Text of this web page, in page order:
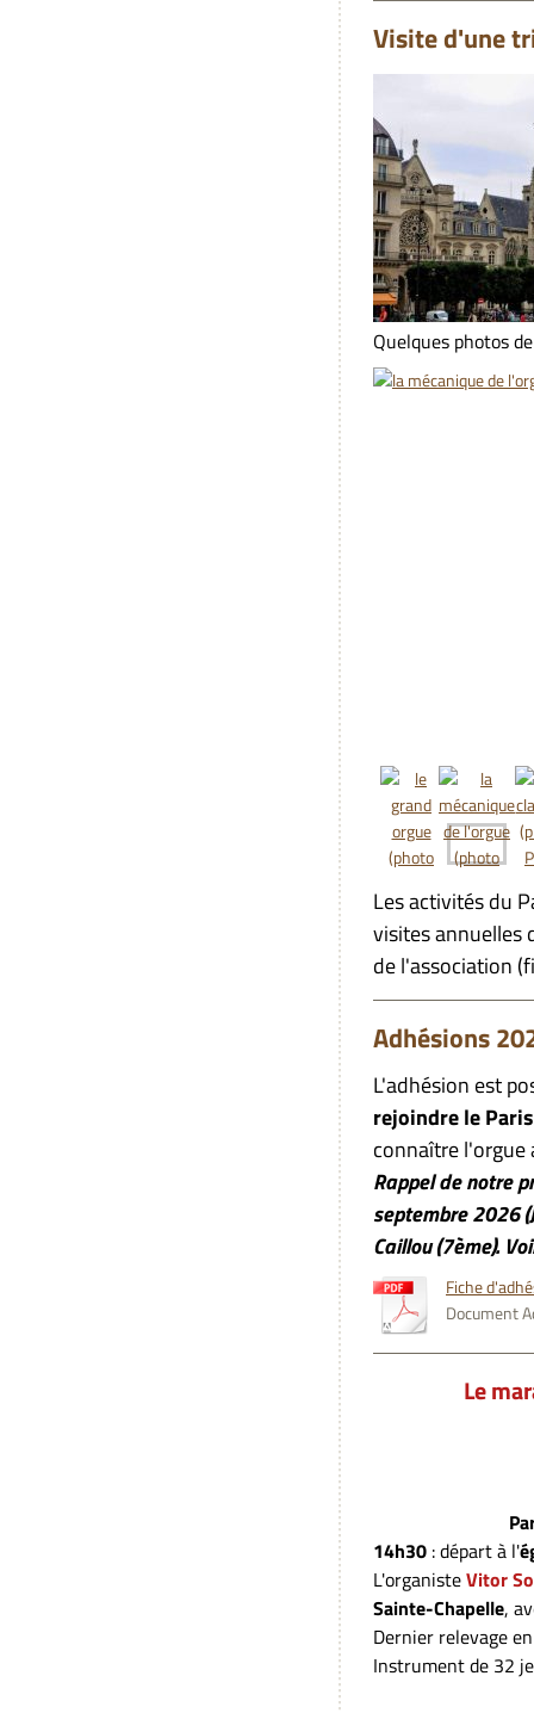
Visite d'une
Quelques photos
Les activités du
visites annuelles
de l'association
Adhésions
L'adhésion est
rejoindre le
connaître l'orgue
Rappel de notre
septembre 2026
Caillou (7ème).
Fiche
Document
Le
14h30 : départ à l'
L'organisteVitor
Sainte-Chapelle,
Dernier relevage
Instrument de 32